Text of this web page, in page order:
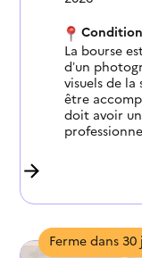
La bourse
d’un
visuels de la
être
doit avoir
Ferme dans 30